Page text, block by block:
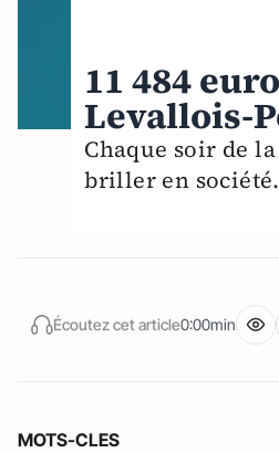
11 484
Levallois-
Chaque soir de
briller en
Écoutez cet article0:00min
MOTS-CLES